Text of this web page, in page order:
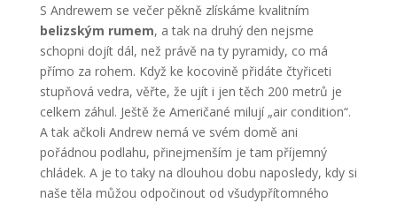
S Andrewem se večer pěkně zlískáme kvalitním
belizským rumem, a tak na druhý den nejsme
schopni dojít dál, než právě na ty pyramidy, co má
přímo za rohem. Když ke kocovině přidáte čtyřiceti
stupňová vedra, věřte, že ujít i jen těch 200 metrů je
celkem záhul. Ještě že Američané milují „air condition“.
A tak ačkoli Andrew nemá ve svém domě ani
pořádnou podlahu, přinejmenším je tam příjemný
chládek. A je to taky na dlouhou dobu naposledy, kdy si
naše těla můžou odpočinout od všudypřítomného